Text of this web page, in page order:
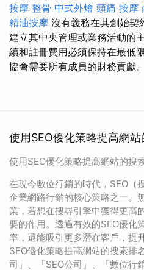
按摩 整骨 中式外燴 頭痛 按摩
精油按摩 沒有義務在其創始契
建立其中央管理或業務活動的
續和註冊費用必須保持在最低
協會需要所有成員的財務貢獻。
使用SEO優化策略提高網
使用SEO優化策略提高網站的搜
在現今數位行銷的時代，SEO（
企業網路行銷的核心策略之一。
業，若想在搜尋引擎中獲得更高
要的作用。透過有效的SEO優化
率，還能吸引更多潛在客戶，提
SEO優化策略提高網站的搜索排
司」、「SEO公司」、「數位行